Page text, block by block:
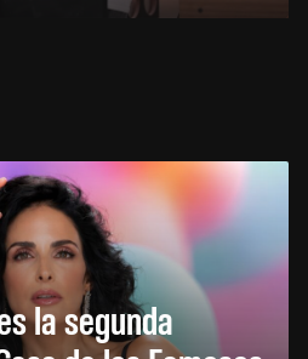
la segunda